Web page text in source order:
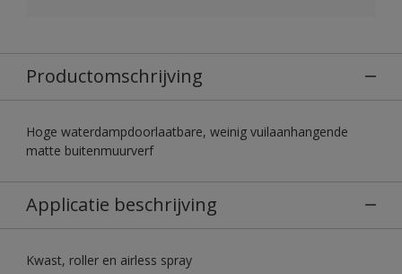
Productomschrijving
Hoge waterdampdoorlaatbare, weinig vuilaanhangende
matte buitenmuurverf
Applicatie beschrijving
Kwast, roller en airless spray